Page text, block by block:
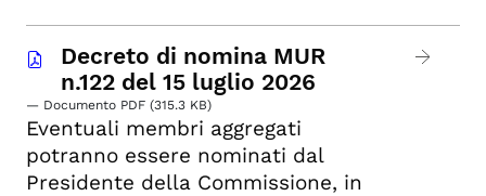
Decreto di nomina MUR
n.122 del 15 luglio 2026
— Documento PDF (315.3 KB)
Eventuali membri aggregati
potranno essere nominati dal
Presidente della Commissione, in